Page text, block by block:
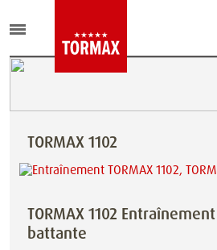
TORMAX 1102
TORMAX 1102
battante